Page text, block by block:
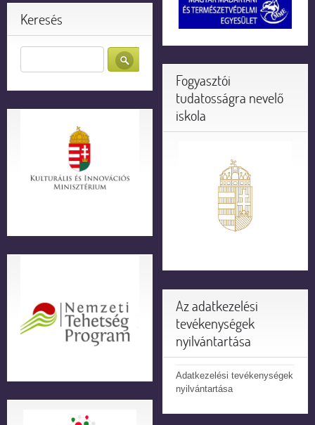
Keresés
Fogyasztói
tudatosságra nevelő
iskola
Az adatkezelési
tevékenységek
nyilvántartása
Adatkezelési tevékenységek
nyilvántartása